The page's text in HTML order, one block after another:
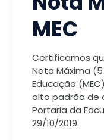
MEC
Certificamos
Nota Máxima
Educação
alto padrão de
Portaria da
29/10/2019.